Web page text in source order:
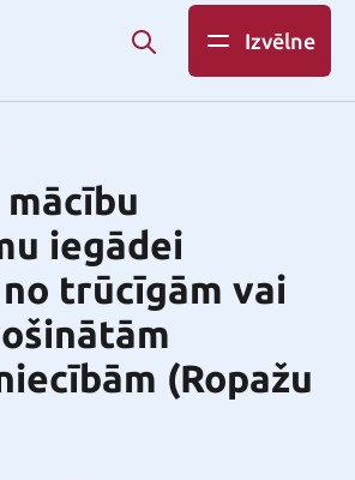
Izvēlne
iegādei
trūcīgām vai
(Ropažu